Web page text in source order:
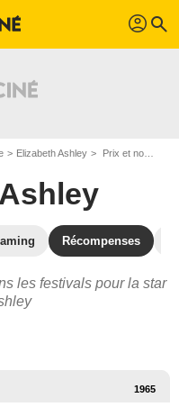
profil search
Elizabeth Ashley Prix et nominations de Elizabeth Ashley
Récompenses
les festivals pour la star
1965